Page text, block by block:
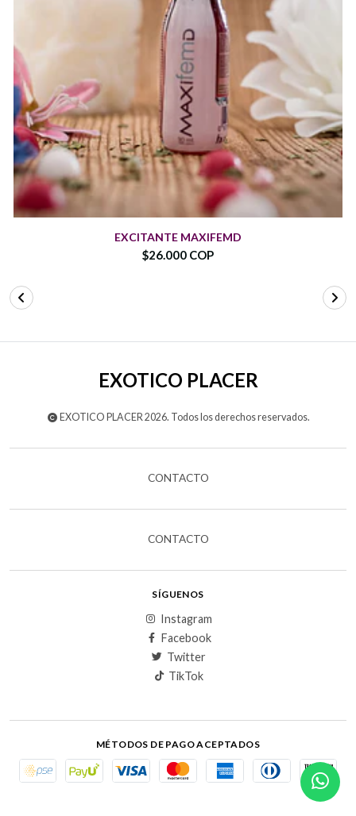
EXCITANTE MAXIFEMD
$26.000 COP
EXOTICO PLACER
EXOTICO PLACER 2026. Todos los derechos reservados.
CONTACTO
CONTACTO
SÍGUENOS
Instagram
Facebook
Twitter
TikTok
MÉTODOS DE PAGO ACEPTADOS